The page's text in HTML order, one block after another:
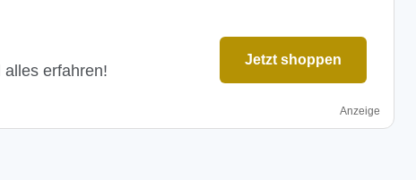
erfahren!
Jetzt shoppen
Anzeige